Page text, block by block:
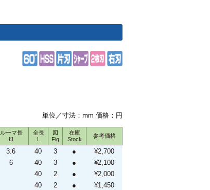
単位／寸法：mm 価格：円
ルーマ長
ℓ1
全長
図
Fig
在庫
Stock
参考価格
3.6 40 3 ●
¥2,700
6 40 3 ●
¥2,100
40 2 ●
¥2,000
40 2 ●
¥1,450